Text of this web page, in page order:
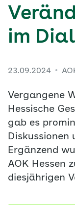
im
23.09.2024
Vergangene
Hessische
gab es
Diskussionen
Ergänzend
AOK Hessen
diesjährigen